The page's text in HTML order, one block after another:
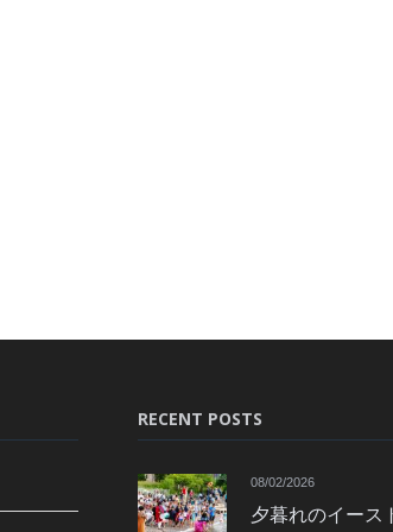
RECENT POSTS
08/02/2026
夕暮れのイース